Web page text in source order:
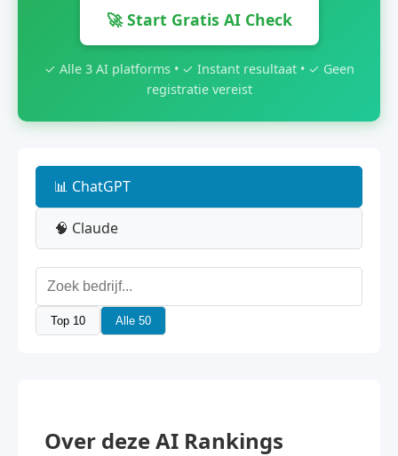
🚀 Start Gratis AI Check
✓ Alle 3 AI platforms • ✓ Instant resultaat • ✓ Geen
registratie vereist
📊 ChatGPT
🧠 Claude
Top 10 Alle 50
Over deze AI Rankings